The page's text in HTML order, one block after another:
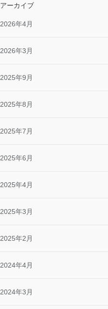
アーカイブ
2026年4月
2026年3月
2025年9月
2025年8月
2025年7月
2025年6月
2025年4月
2025年3月
2025年2月
2024年4月
2024年3月